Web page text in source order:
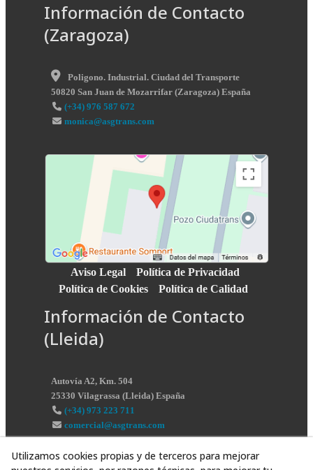
Información de Contacto
(Zaragoza)
Poligono. Industrial. Ciudad del Transporte
50820 San Juan de Mozarrifar (Zaragoza) España
(+34) 976 587 672
monica@asgtrans.com
Aviso Legal
Política de Privacidad
Política de Cookies
Política de Calidad
Información de Contacto
(Lleida)
Autovía A2, Km. 504
25330 Vilagrassa (Lleida) España
(+34) 973 223 711
comercial@asgtrans.com
Utilizamos cookies propias y de terceros para mejorar